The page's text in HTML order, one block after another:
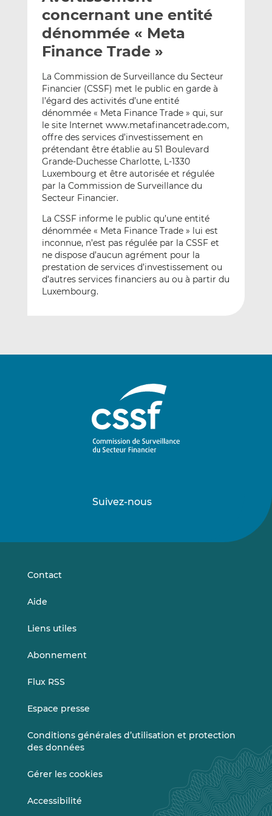
e
p
a
e
m
a
i
l
g
e
r
s
r
L
i
n
k
e
d
I
n
g
e
r
s
r
F
a
c
e
b
o
o
k
concernant une entité
dénommée « Meta
Finance Trade »
La Commission de Surveillance du Secteur
Financier (CSSF) met le public en garde à
l’égard des activités d’une entité
dénommée « Meta Finance Trade » qui, sur
le site Internet www.metafinancetrade.com,
offre des services d’investissement en
prétendant être établie au 51 Boulevard
Grande-Duchesse Charlotte, L-1330
Luxembourg et être autorisée et régulée
par la Commission de Surveillance du
Secteur Financier.
La CSSF informe le public qu’une entité
dénommée « Meta Finance Trade » lui est
inconnue, n’est pas régulée par la CSSF et
ne dispose d’aucun agrément pour la
prestation de services d’investissement ou
d’autres services financiers au ou à partir du
Luxembourg.
Suivez-nous
sursur
Contact
Aide
Liens utiles
Abonnement
Flux RSS
Espace presse
Conditions générales d’utilisation et protection
des données
Gérer les cookies
Accessibilité